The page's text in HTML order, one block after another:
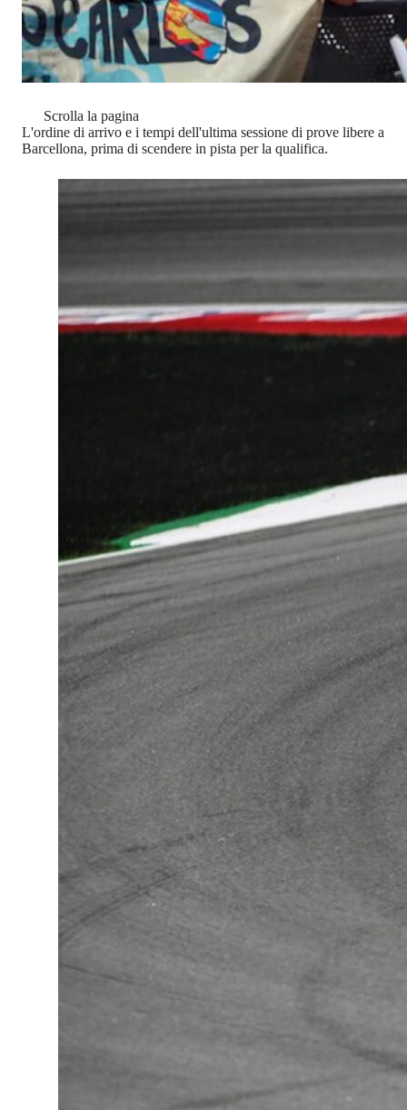
Scrolla la pagina
L'ordine di arrivo e i tempi dell'ultima sessione di prove libere a
Barcellona, prima di scendere in pista per la qualifica.